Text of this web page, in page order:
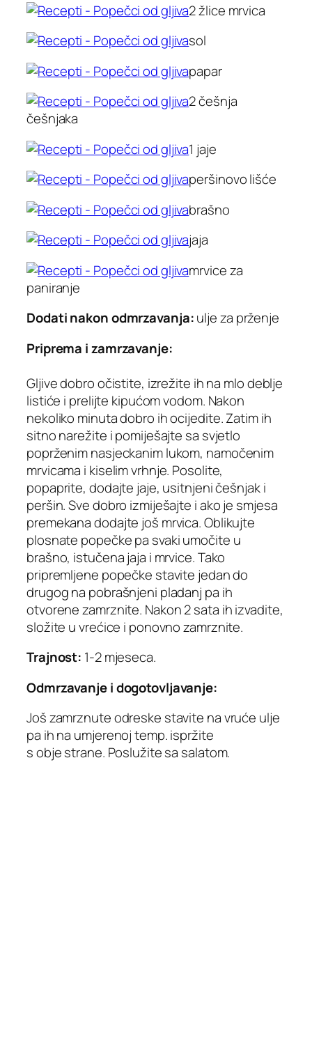
2 žlice mrvica
sol
papar
2 češnja
češnjaka
1 jaje
peršinovo lišće
brašno
jaja
mrvice za
paniranje
Dodati nakon odmrzavanja:ulje za prženje
Priprema i zamrzavanje:
Gljive dobro očistite, izrežite ih na mlo deblje
listiće i prelijte kipućom vodom. Nakon
nekoliko minuta dobro ih ocijedite. Zatim ih
sitno narežite i pomiješajte sa svjetlo
poprženim nasjeckanim lukom, namočenim
mrvicama i kiselim vrhnje. Posolite,
popaprite, dodajte jaje, usitnjeni češnjak i
peršin. Sve dobro izmiješajte i ako je smjesa
premekana dodajte još mrvica. Oblikujte
plosnate popečke pa svaki umočite u
brašno, istučena jaja i mrvice. Tako
pripremljene popečke stavite jedan do
drugog na pobrašnjeni pladanj pa ih
otvorene zamrznite. Nakon 2 sata ih izvadite,
složite u vrećice i ponovno zamrznite.
Trajnost: 1-2 mjeseca.
Odmrzavanje i dogotovljavanje:
Još zamrznute odreske stavite na vruće ulje
pa ih na umjerenoj temp. ispržite
s obje strane. Poslužite sa salatom.